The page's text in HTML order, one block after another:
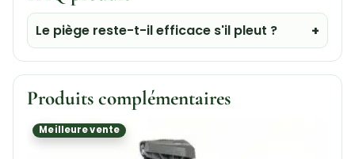
Le piège reste-t-il efficace s'il pleut ?
Produits complémentaires
Meilleure vente